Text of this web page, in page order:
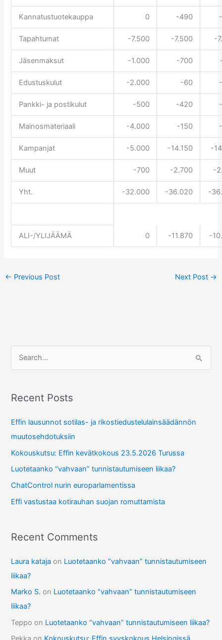
Kannatustuotekauppa 0 -490
Tapahtumat -7.500 -7.500 -
Jäsenmaksut -1.000 -700
Edustuskulut -2.000 -60
Pankki- ja postikulut -500 -420
Mainosmateriaali -4.000 -150
Kampanjat -5.000 -14.150 -
Muut -700 -2.700 -
Yht. -32.000 -36.020 -
ALI-/YLIJÄÄMÄ 0 -11.870 -
← Previous Post Next Post →
r
h
f
o
r
:
Recent Posts
Effin lausunnot sotilas- ja rikostiedustelulainsäädännön
muutosehdotuksiin
Kokouskutsu: Effin kevätkokous 23.5.2026 Turussa
Luotetaanko “vahvaan” tunnistautumiseen liikaa?
ChatControl nurin europarlamentissa
Effi vastustaa kotirauhan suojan romuttamista
Recent Comments
Laura kataja on Luotetaanko “vahvaan” tunnistautumiseen
liikaa?
Marko S. on Luotetaanko “vahvaan” tunnistautumiseen
liikaa?
Teppo on Luotetaanko “vahvaan” tunnistautumiseen liikaa?